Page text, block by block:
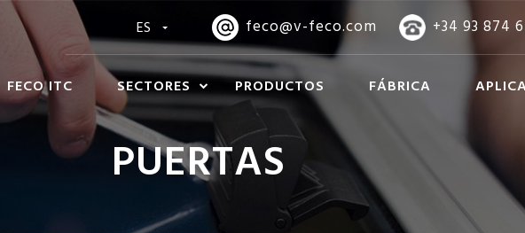
ES feco@v-feco.com +34 93 874
FECO ITC SECTORES PRODUCTOS FÁBRICA
PUERTAS